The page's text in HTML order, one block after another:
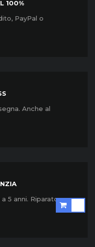
100%
PayPal o
Anche al
5 anni. Riparato